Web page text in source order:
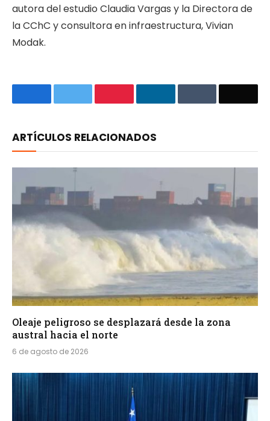
autora del estudio Claudia Vargas y la Directora de
la CChC y consultora en infraestructura, Vivian
Modak.
ARTÍCULOS RELACIONADOS
Oleaje peligroso se desplazará desde la zona
austral hacia el norte
6 de agosto de 2026